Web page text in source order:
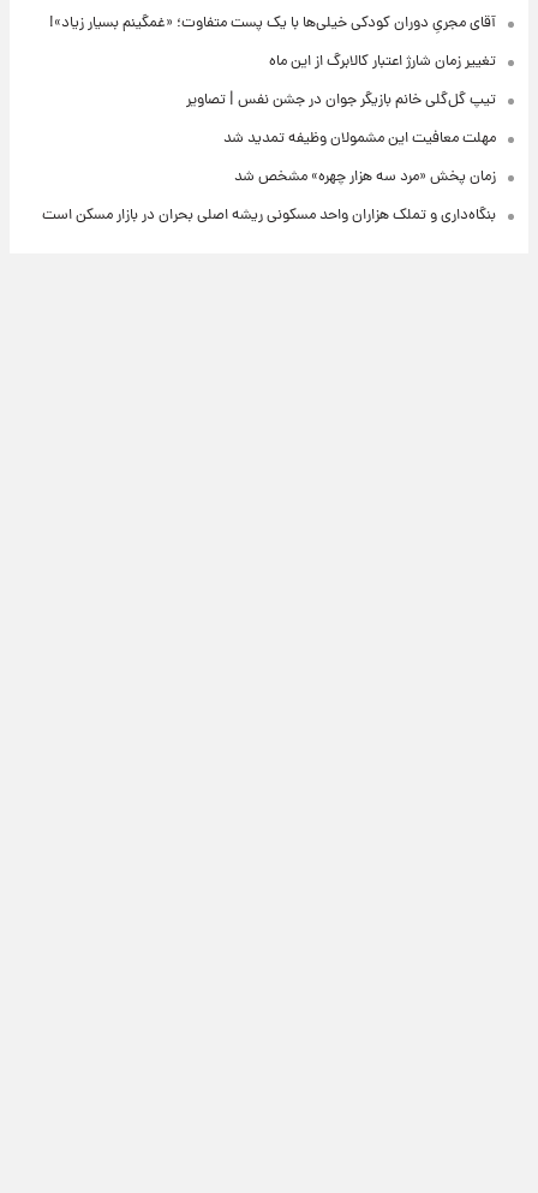
آقای مجریِ دوران کودکی خیلی‌ها با یک پست متفاوت؛ «غمگینم بسیار زیاد»!
تغییر زمان شارژ اعتبار کالابرگ از این ماه
تیپ گل‌گلی خانم بازیگر جوان در جشن نفس | تصاویر
مهلت معافیت این مشمولان وظیفه تمدید شد
زمان پخش «مرد سه هزار چهره» مشخص شد
بنگاه‌داری و تملک هزاران واحد مسکونی ریشه اصلی بحران در بازار مسکن است